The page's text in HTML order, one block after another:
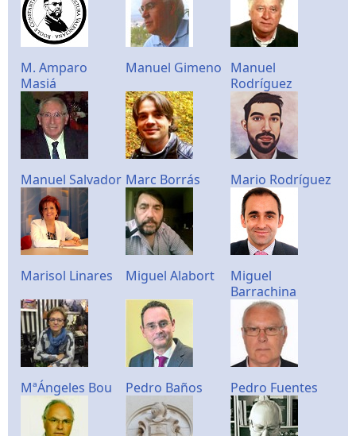
M. Amparo
Masiá
Manuel Gimeno Manuel
Rodríguez
Manuel Salvador Marc Borrás Mario Rodríguez
Marisol Linares Miguel Alabort
Miguel
Barrachina
MªÁngeles Bou Pedro Baños Pedro Fuentes